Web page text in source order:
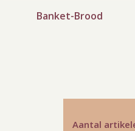
Banket-Brood
Aantal